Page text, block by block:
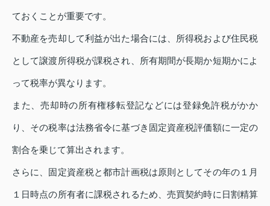
ておくことが重要です。
不動産を売却して利益が出た場合には、所得税および住民税
として譲渡所得税が課税され、所有期間が長期か短期かによ
って税率が異なります。
また、売却時の所有権移転登記などには登録免許税がかか
り、その税率は法務省令に基づき固定資産税評価額に一定の
割合を乗じて算出されます。
さらに、固定資産税と都市計画税は原則としてその年の１月
１日時点の所有者に課税されるため、売買契約時に日割精算